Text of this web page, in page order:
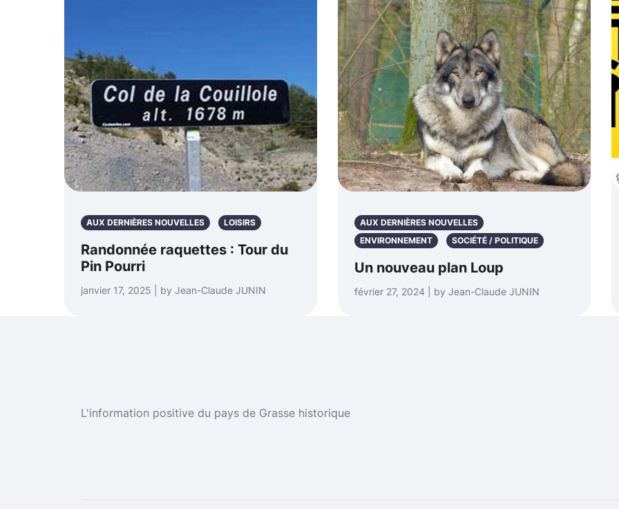
AUX DERNIÈRES NOUVELLES LOISIRS
Randonnée raquettes : Tour du
Pin Pourri
janvier 17, 2025 | by Jean-Claude JUNIN
AUX DERNIÈRES NOUVELLES
ENVIRONNEMENT
SOCIÉTÉ / POLITIQUE
Un nouveau plan Loup
février 27, 2024 | by Jean-Claude JUNIN
L'information positive du pays de Grasse historique